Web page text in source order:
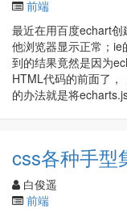
前端
最近在用百度echart
他浏览器显示正常；
到的结果竟然是因为
HTML代码的前面了
的办法就是将
css各种手型
白俊遥
前端